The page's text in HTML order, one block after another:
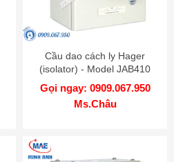
Cầu dao cách ly Hager
(isolator) - Model JAB410
Gọi ngay: 0909.067.950
Ms.Châu